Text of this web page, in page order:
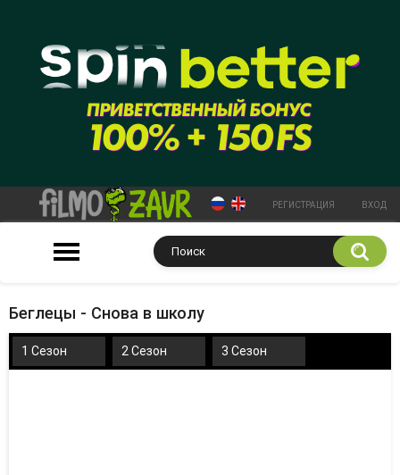
РЕГИСТРАЦИЯ ВХОД
Беглецы - Снова в школу
1 Сезон 2 Сезон 3 Сезон